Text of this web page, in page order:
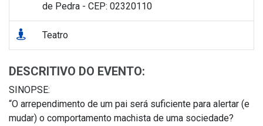
de Pedra - CEP: 02320110
Teatro
DESCRITIVO DO EVENTO:
SINOPSE:
“O arrependimento de um pai será suficiente para alertar (e
mudar) o comportamento machista de uma sociedade?